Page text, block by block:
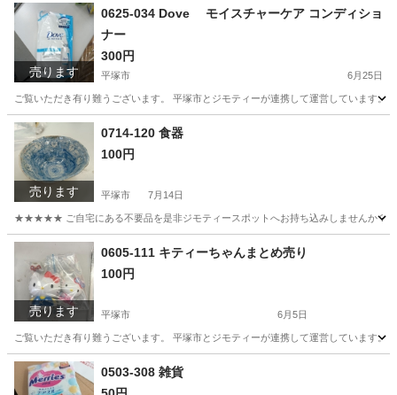
神奈川 平塚市
売ります
0625-034 Dove モイスチャーケア コンディショ
ナー
300円
平塚市 6月25日
ご覧いただき有り難うございます。 平塚市とジモティーが連携して運営していま
神奈川 平塚市
売ります
0714-120 食器
100円
平塚市 7月14日
★★★★★ ご自宅にある不要品を是非ジモティースポットへお持ち込みしませんか？
神奈川 平塚市 現地
売ります
0605-111 キティーちゃんまとめ売り
100円
平塚市 6月5日
ご覧いただき有り難うございます。 平塚市とジモティーが連携して運営していま
神奈川 平塚市 おもちゃ
0503-308 雑貨